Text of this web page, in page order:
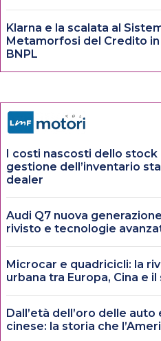
Klarna e la scalata al
Metamorfosi del Credito
BNPL
I costi nascosti dello
gestione dell’inventario
dealer
Audi Q7 nuova
rivisto e tecnologie
Microcar e quadricicli: la
urbana tra Europa, Cina e
Dall’età dell’oro delle
cinese: la storia che